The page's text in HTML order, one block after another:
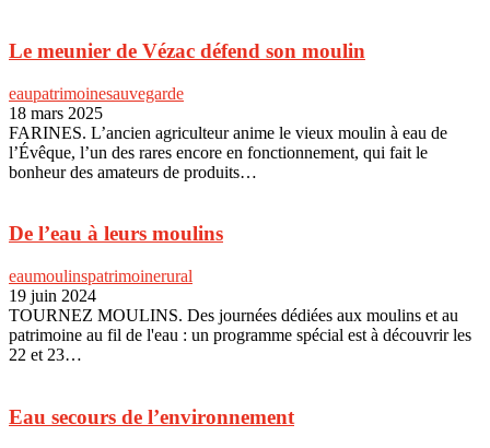
Le meunier de Vézac défend son moulin
eaupatrimoinesauvegarde
18 mars 2025
FARINES. L’ancien agriculteur anime le vieux moulin à eau de
l’Évêque, l’un des rares encore en fonctionnement, qui fait le
bonheur des amateurs de produits…
De l’eau à leurs moulins
eaumoulinspatrimoinerural
19 juin 2024
TOURNEZ MOULINS. Des journées dédiées aux moulins et au
patrimoine au fil de l'eau : un programme spécial est à découvrir les
22 et 23…
Eau secours de l’environnement